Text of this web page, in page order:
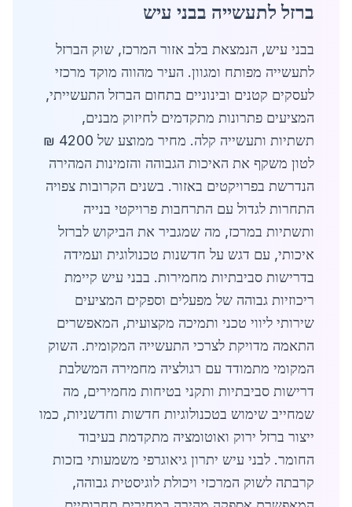
ברזל לתעשייה בבני עיש
בבני עיש, הנמצאת בלב אזור המרכז, שוק הברזל
לתעשייה מפותח ומגוון. העיר מהווה מוקד מרכזי
לעסקים קטנים ובינוניים בתחום הברזל התעשייתי,
המציעים פתרונות מתקדמים לחיזוק מבנים,
תשתיות ותעשייה קלה. מחיר ממוצע של 4200 ₪
לטון משקף את האיכות הגבוהה והזמינות המהירה
הנדרשת בפרויקטים באזור. בשנים הקרובות צפויה
התחרות לגדול עם התרחבות פרויקטי בנייה
ותשתיות במרכז, מה שמגביר את הביקוש לברזל
איכותי, עם דגש על חדשנות טכנולוגית ועמידה
בדרישות סביבתיות מחמירות. בבני עיש קיימת
ריכוזיות גבוהה של מפעלים וספקים המציעים
שירותי ליווי טכני ותמיכה מקצועית, המאפשרים
התאמה מדויקת לצרכי התעשייה המקומית. השוק
המקומי מתמודד עם רגולציה מחמירה המשלבת
דרישות סביבתיות ותקני בטיחות מחמירים, מה
שמחייב שימוש בטכנולוגיות חדשות וחדשניות, כמו
ייצור ברזל ירוק ואוטומציה מתקדמת בעיבוד
החומר. לבני עיש יתרון גיאוגרפי משמעותי בזכות
קרבתה לשוק המרכזי ויכולת לוגיסטית גבוהה,